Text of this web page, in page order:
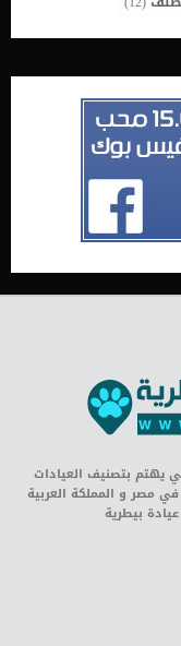
يهتم بتصنيف العيادات
مصر و المملكة العربية
بيطرية